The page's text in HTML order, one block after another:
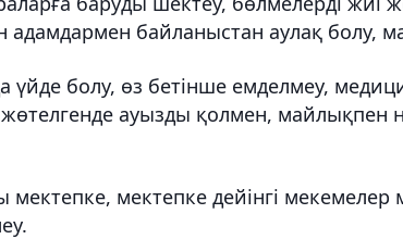
байланыстан аулақ болу,
үйде болу, өз бетінше емделмеу,
ауызды қолмен, майлықпен
мектепке, мектепке дейінгі